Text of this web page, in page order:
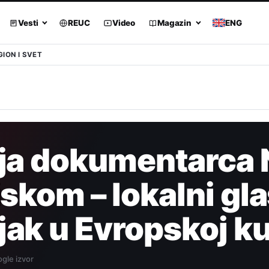
Vesti REUC Video Magazin ENG
I SVET
dokumentarca
– lokalni
u Evropskoj
izvor